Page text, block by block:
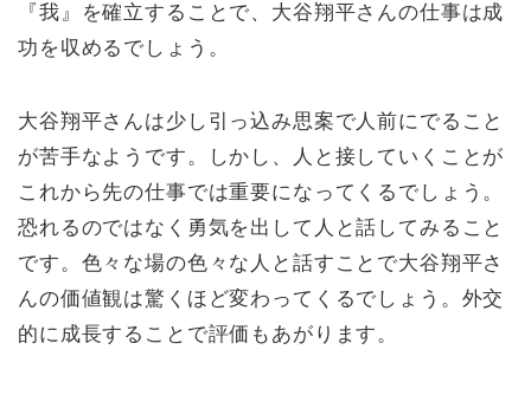
『我』を確立することで、大谷翔平さんの仕事は成
功を収めるでしょう。
大谷翔平さんは少し引っ込み思案で人前にでること
が苦手なようです。しかし、人と接していくことが
これから先の仕事では重要になってくるでしょう。
恐れるのではなく勇気を出して人と話してみること
です。色々な場の色々な人と話すことで大谷翔平さ
んの価値観は驚くほど変わってくるでしょう。外交
的に成長することで評価もあがります。